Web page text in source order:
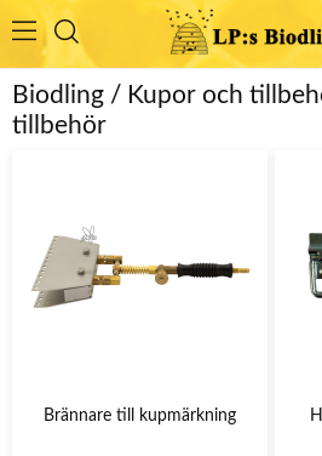
Biodling / Kupor och
tillbehör
Brännare till kupmärkning